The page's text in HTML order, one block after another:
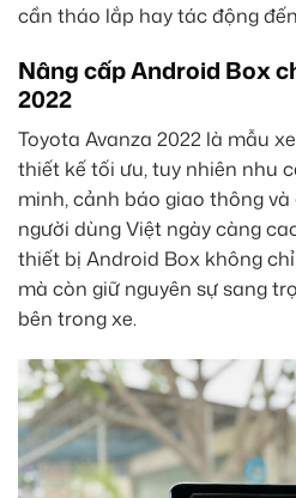
cần tháo lắp hay tác động
Nâng cấp Android Box
2022
Toyota Avanza 2022 là mẫu
thiết kế tối ưu, tuy nhiên nhu
minh, cảnh báo giao thông
người dùng Việt ngày càng
thiết bị Android Box không
mà còn giữ nguyên sự sang
bên trong xe.